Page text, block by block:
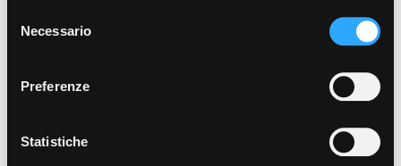
prosegui” o decidere di accettare tutti i cookie, cliccando
sul pulsante “Accetta tutti i cookie”. Cliccando sul tasto
unicamente i cookie necessari alla navigazione. Per
funzionamento, puoi prendere visione dell’informativa
cliccando qui.
delNecessario
Preferenze
Statistiche
404